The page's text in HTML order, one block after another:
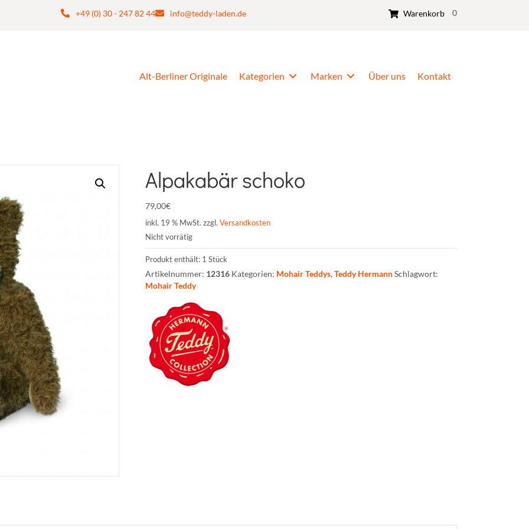
+49 (0) 30 - 247 82 44 info@teddy-laden.de Warenkorb 0
Alt-Berliner Originale Kategorien Marken Über uns Kontakt
Alpakabär schoko
79,00€
inkl. 19 % MwSt. zzgl. Versandkosten
Nicht vorrätig
Produkt enthält: 1 Stück
Artikelnummer: 12316 Kategorien: Mohair Teddys,Teddy HermannSchlagwort:
Mohair Teddy